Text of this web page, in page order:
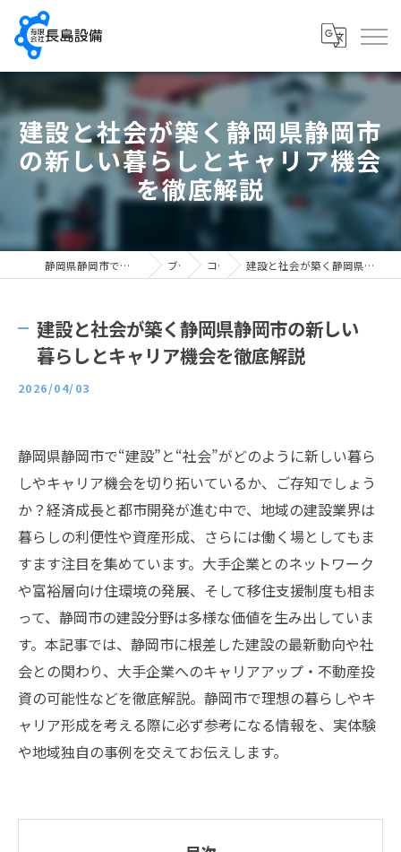
建設と社会が築く静岡県静岡市
の新しい暮らしとキャリア機会
を徹底解説
静岡県静岡市で配管工の求人なら有限会社長島設備 ブログ コラム 建設と社会が築く静岡県静岡市の新しい暮らしとキャリア機会を徹底解説
建設と社会が築く静岡県静岡市の新しい
暮らしとキャリア機会を徹底解説
2026/04/03
静岡県静岡市で“建設”と“社会”がどのように新しい暮ら
しやキャリア機会を切り拓いているか、ご存知でしょう
か？経済成長と都市開発が進む中で、地域の建設業界は
暮らしの利便性や資産形成、さらには働く場としてもま
すます注目を集めています。大手企業とのネットワーク
や富裕層向け住環境の発展、そして移住支援制度も相ま
って、静岡市の建設分野は多様な価値を生み出していま
す。本記事では、静岡市に根差した建設の最新動向や社
会との関わり、大手企業へのキャリアアップ・不動産投
資の可能性などを徹底解説。静岡市で理想の暮らしやキ
ャリア形成を考える際に必ず参考になる情報を、実体験
や地域独自の事例を交えてお伝えします。